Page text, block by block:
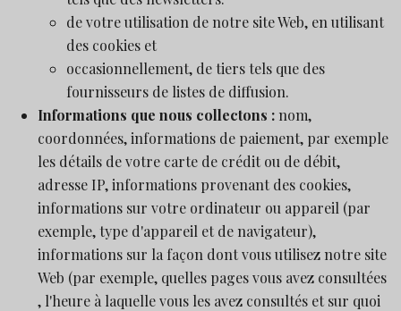
de votre utilisation de notre site Web, en utilisant
des cookies et
occasionnellement, de tiers tels que des
fournisseurs de listes de diffusion.
Informations que nous collectons : nom,
coordonnées, informations de paiement, par exemple
les détails de votre carte de crédit ou de débit,
adresse IP, informations provenant des cookies,
informations sur votre ordinateur ou appareil (par
exemple, type d'appareil et de navigateur),
informations sur la façon dont vous utilisez notre site
Web (par exemple, quelles pages vous avez consultées
, l'heure à laquelle vous les avez consultés et sur quoi